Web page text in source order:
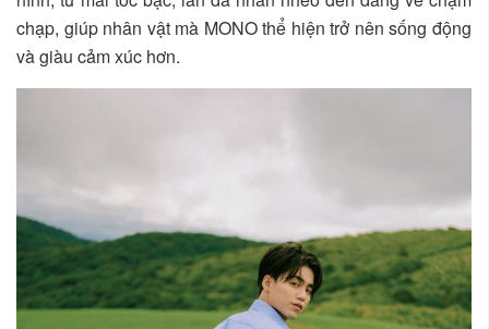
chạp, giúp nhân vật mà MONO thể hiện trở nên sống động
và giàu cảm xúc hơn.